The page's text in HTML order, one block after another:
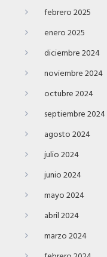
febrero 2025
enero 2025
diciembre 2024
noviembre 2024
octubre 2024
septiembre 2024
agosto 2024
julio 2024
junio 2024
mayo 2024
abril 2024
marzo 2024